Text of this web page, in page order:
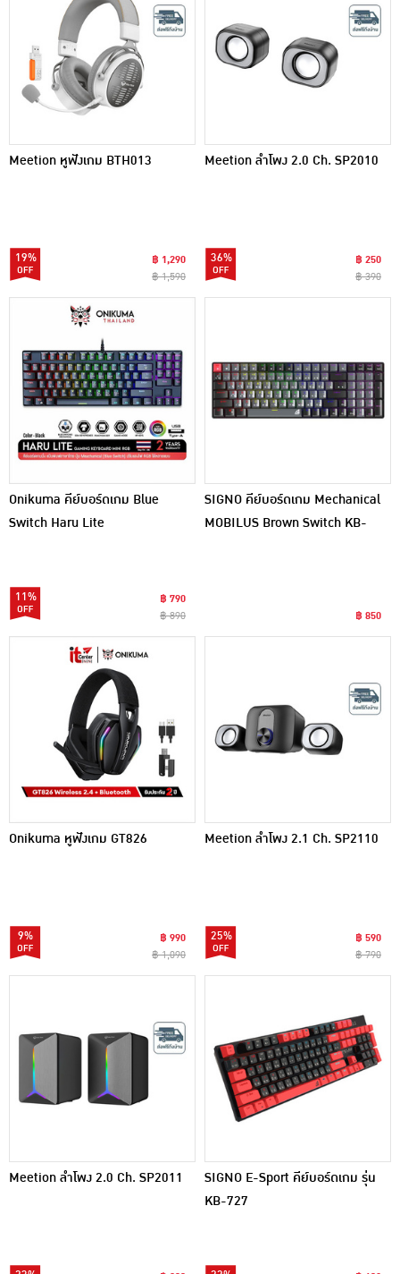
Meetion หูฟังเกม BTH013
19%
฿ 1,290
฿ 1,590
Meetion ลำโพง 2.0 Ch. SP2010
36%
฿ 250
฿ 390
Onikuma คีย์บอร์ดเกม Blue
Switch Haru Lite
11%
฿ 790
฿ 890
SIGNO คีย์บอร์ดเกม Mechanical
MOBILUS Brown Switch KB-
฿ 850
Onikuma หูฟังเกม GT826
9%
฿ 990
฿ 1,090
Meetion ลำโพง 2.1 Ch. SP2110
25%
฿ 590
฿ 790
Meetion ลำโพง 2.0 Ch. SP2011
SIGNO E-Sport คีย์บอร์ดเกม รุ่น
KB-727